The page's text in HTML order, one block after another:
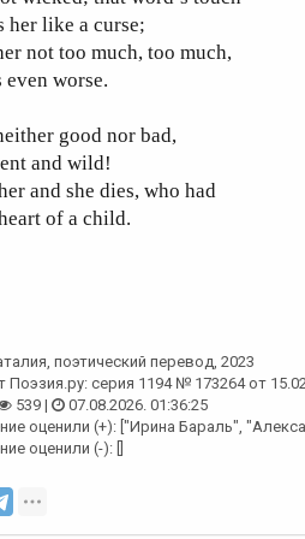
her like a curse;
not too much, too much,
even worse.
good nor bad,
and wild!
and she dies, who had
of a child.
, поэтический перевод, 2023
Поэзия.ру: серия 1194 № 173264 от
539 |
07.08.2026. 01:36:25
оценили (+): ["Ирина Бараль",
оценили (-): []